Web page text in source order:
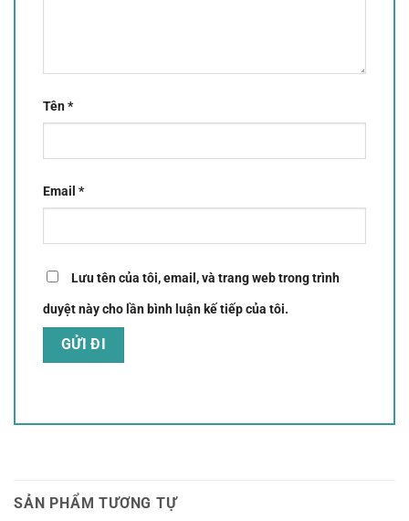
Tên*
Email *
Lưu tên của tôi, email, và trang web trong trình
duyệt này cho lần bình luận kế tiếp của tôi.
SẢN PHẨM TƯƠNG TỰ